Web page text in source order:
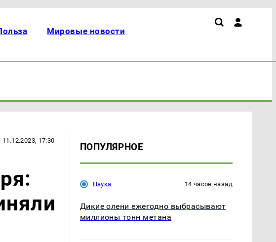
Мировые новости
11.12.2023, 17:30
ПОПУЛЯРНОЕ
Наука 14 часов назад
Дикие олени ежегодно выбрасывают
миллионы тонн метана